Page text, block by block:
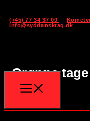
(+45) 77 34 37 00
info@syddansktag.dk
Grønne